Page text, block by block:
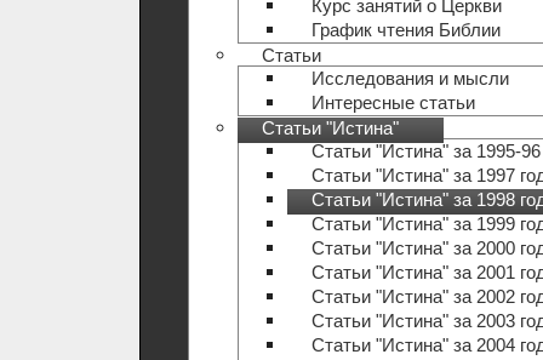
Курс занятий о Церкви
График чтения Библии
Статьи
Исследования и мысли
Интересные статьи
Статьи "Истина"
Статьи "Истина" за 1995-
Статьи "Истина" за 1997
Статьи "Истина" за 1998
Статьи "Истина" за 1999
Статьи "Истина" за 2000
Статьи "Истина" за 2001
Статьи "Истина" за 2002
Статьи "Истина" за 2003
Статьи "Истина" за 2004